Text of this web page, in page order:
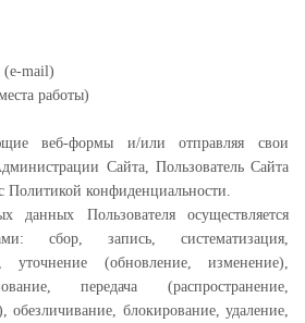
(e-mail)
работы)
веб-формы и/или отправляя свои
Сайта, Пользователь Сайта
Политикой конфиденциальности.
данных Пользователя осуществляется
сбор, запись, систематизация,
уточнение (обновление, изменение),
передача (распространение,
обезличивание, блокирование, удаление,